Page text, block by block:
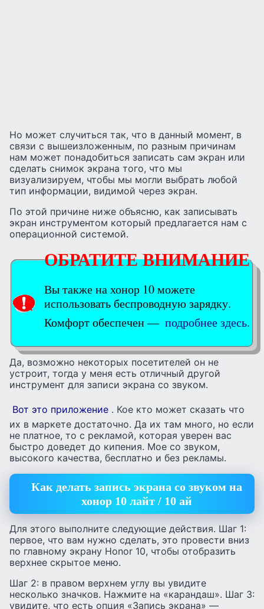
Но может случиться так, что в данный момент, в
связи с вышеизложенным, по разным причинам
нам может понадобиться записать сам экран или
сделать снимок экрана того, что мы
визуализируем, чтобы мы могли выбрать любой
тип информации, видимой через экран.
По этой причине ниже объясню, как записывать
экран инструментом который предлагается нам с
операционной системой.
ОБРАТИТЕ ВНИМАНИЕ
Вы также на хонор 10 можете
использовать беспроводную зарядку.
Комфорт обеспечен — подробнее здесь.
Да, возможно некоторых посетителей он не
устроит, тогда у меня есть отличный другой
инструмент для записи экрана со звуком.
Вот это приложение . Кое кто может сказать что
их в маркете достаточно. Да их там много, но если
не платное, то с рекламой, которая уверен вас
быстро доведет до кипения. Мое со звуком,
высокого качества, бесплатно и без рекламы.
Как делать запись экрана со звуком на
хонор 10 лайт / 10 ай
Для этого выполните следующие действия. Шаг 1:
первое, что вам нужно сделать, это провести вниз
по главному экрану Honor 10, чтобы отобразить
верхнее скрытое меню.
Шаг 2: в правом верхнем углу вы увидите
несколько значков. Нажмите на «карандаш». Шаг 3:
увидите, что есть опция «Запись экрана» —